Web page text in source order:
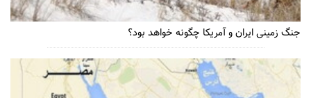
جنگ زمینی ایران و آمریکا چگونه خواهد بود؟